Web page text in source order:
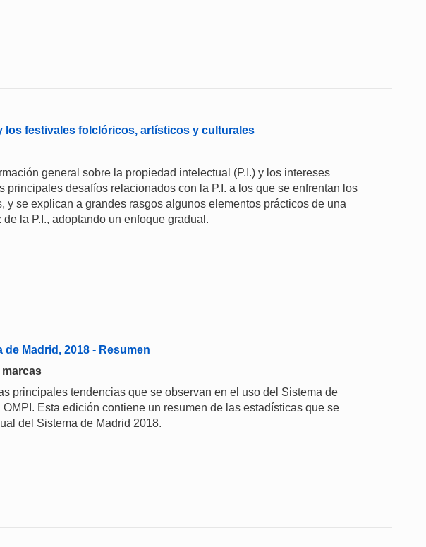
los festivales folclóricos, artísticos y culturales
general sobre la propiedad intelectual (P.I.) y los intereses
principales desafíos relacionados con la P.I. a los que se enfrentan los
y se explican a grandes rasgos algunos elementos prácticos de una
la P.I., adoptando un enfoque gradual.
de Madrid, 2018 - Resumen
principales tendencias que se observan en el uso del Sistema de
Esta edición contiene un resumen de las estadísticas que se
del Sistema de Madrid 2018.